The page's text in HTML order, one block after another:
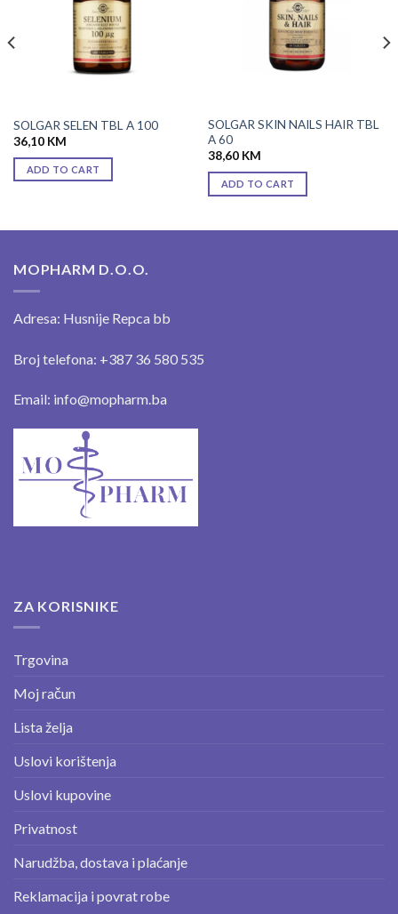
SOLGAR SELEN TBL A 100
36,10 KM
ADD TO CART
SOLGAR SKIN NAILS HAIR TBL
A 60
38,60 KM
ADD TO CART
MOPHARM D.O.O.
Adresa: Husnije Repca bb
Broj telefona: +387 36 580 535
Email: info@mopharm.ba
ZA KORISNIKE
Trgovina
Moj račun
Lista želja
Uslovi korištenja
Uslovi kupovine
Privatnost
Narudžba, dostava i plaćanje
Reklamacija i povrat robe